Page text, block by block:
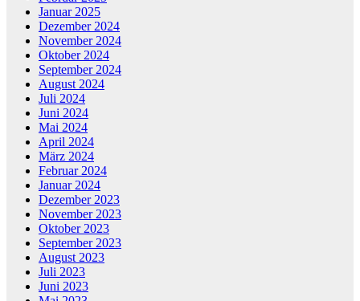
Januar 2025
Dezember 2024
November 2024
Oktober 2024
September 2024
August 2024
Juli 2024
Juni 2024
Mai 2024
April 2024
März 2024
Februar 2024
Januar 2024
Dezember 2023
November 2023
Oktober 2023
September 2023
August 2023
Juli 2023
Juni 2023